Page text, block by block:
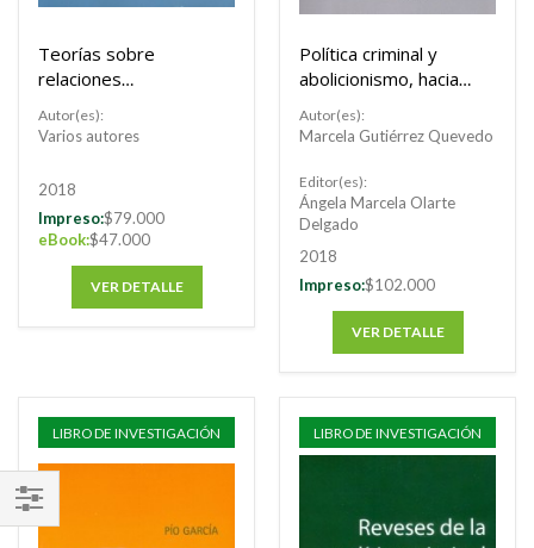
Teorías sobre
relaciones
Autor(es):
Varios autores
2018
Impreso:$79.000
eBook:$47.000
VER DETALLE
Política criminal y
abolicionismo, hacia
restaurativa.
Autor(es):
Marcela Gutiérrez Quevedo
Editor(es):
Ángela Marcela Olarte
Delgado
2018
Impreso:$102.000
VER DETALLE
LIBRO DE INVESTIGACIÓN LIBRO DE INVESTIGACIÓN
FILTRAR